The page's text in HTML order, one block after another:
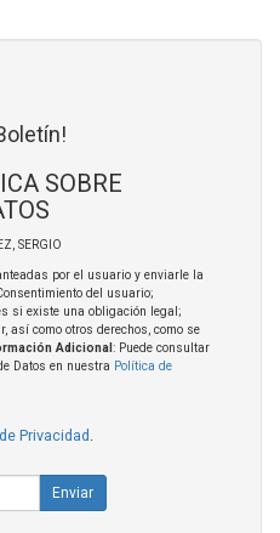
SOBRE
SERGIO
por el usuario y enviarle la
del usuario;
si existe una obligación legal;
así como otros derechos, como se
Adicional : Puede consultar
Datos en nuestra Política de
Privacidad
Enviar